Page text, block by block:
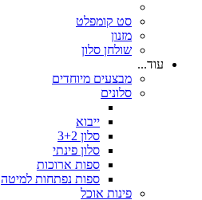
סט קומפלט
מזנון
שולחן סלון
עוד...
מבצעים מיוחדים
סלונים
ייבוא
סלון 3+2
סלון פינתי
ספות ארוכות
ספות נפתחות למיטה
פינות אוכל